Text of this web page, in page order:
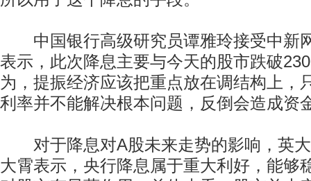
中国银行高级研究员谭雅玲接受中新
表示，此次降息主要与今天的股市跌破
为，提振经济应该把重点放在调结构上，
利率并不能解决根本问题，反倒会造成资
对于降息对A股未来走势的影响，英大
大霄表示，央行降息属于重大利好，能够